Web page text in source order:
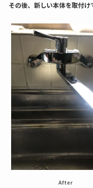
その後、新しい本体を取付け
After